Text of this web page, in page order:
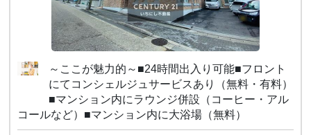
～ここが魅力的～■24時間出入り可能■フロント
にてコンシェルジュサービスあり（無料・有料）
■マンション内にラウンジ併設（コーヒー・アル
コールなど）■マンション内に大浴場（無料）